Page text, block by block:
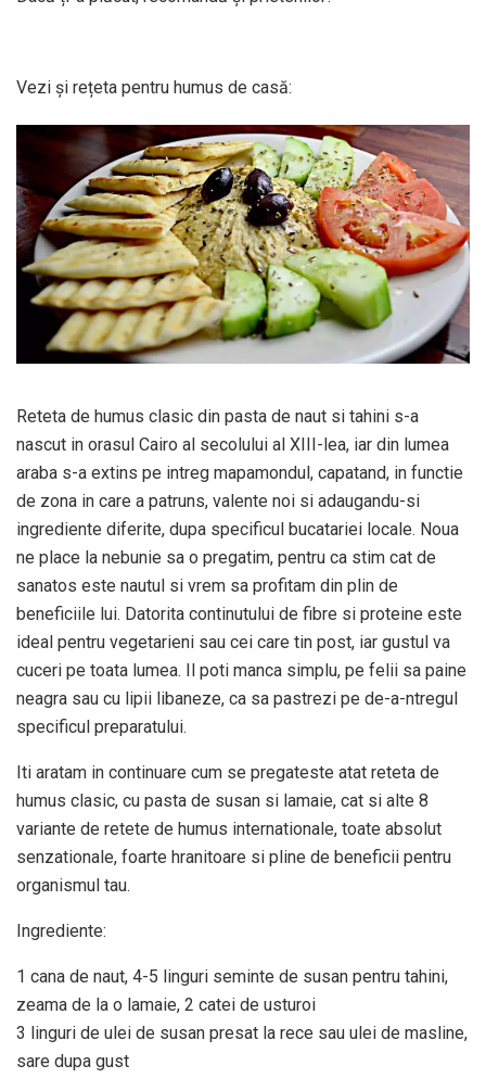
Vezi și rețeta pentru humus de casă:
Reteta de humus clasic din pasta de naut si tahini s-a
nascut in orasul Cairo al secolului al XIII-lea, iar din lumea
araba s-a extins pe intreg mapamondul, capatand, in functie
de zona in care a patruns, valente noi si adaugandu-si
ingrediente diferite, dupa specificul bucatariei locale. Noua
ne place la nebunie sa o pregatim, pentru ca stim cat de
sanatos este nautul si vrem sa profitam din plin de
beneficiile lui. Datorita continutului de fibre si proteine este
ideal pentru vegetarieni sau cei care tin post, iar gustul va
cuceri pe toata lumea. Il poti manca simplu, pe felii sa paine
neagra sau cu lipii libaneze, ca sa pastrezi pe de-a-ntregul
specificul preparatului.
Iti aratam in continuare cum se pregateste atat reteta de
humus clasic, cu pasta de susan si lamaie, cat si alte 8
variante de retete de humus internationale, toate absolut
senzationale, foarte hranitoare si pline de beneficii pentru
organismul tau.
Ingrediente:
1 cana de naut, 4-5 linguri seminte de susan pentru tahini,
zeama de la o lamaie, 2 catei de usturoi
3 linguri de ulei de susan presat la rece sau ulei de masline,
sare dupa gust